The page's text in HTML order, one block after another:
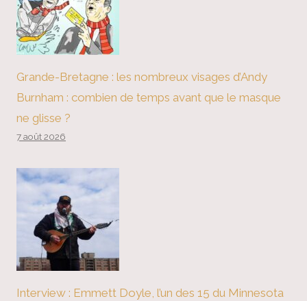
Grande-Bretagne : les nombreux visages d’Andy
Burnham : combien de temps avant que le masque
ne glisse ?
7 août 2026
Interview : Emmett Doyle, l’un des 15 du Minnesota